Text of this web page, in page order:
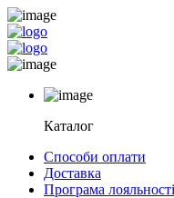
Каталог
Способи оплати
Доставка
Програма лояльності